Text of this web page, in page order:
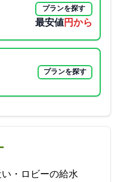
プランを探す
最安値2900円から
プランを探す
・ロビーの給水